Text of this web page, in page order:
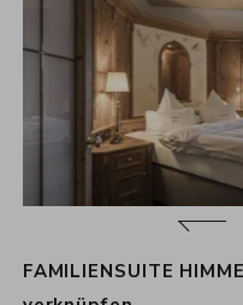
zurück
FAMILIENSUITE